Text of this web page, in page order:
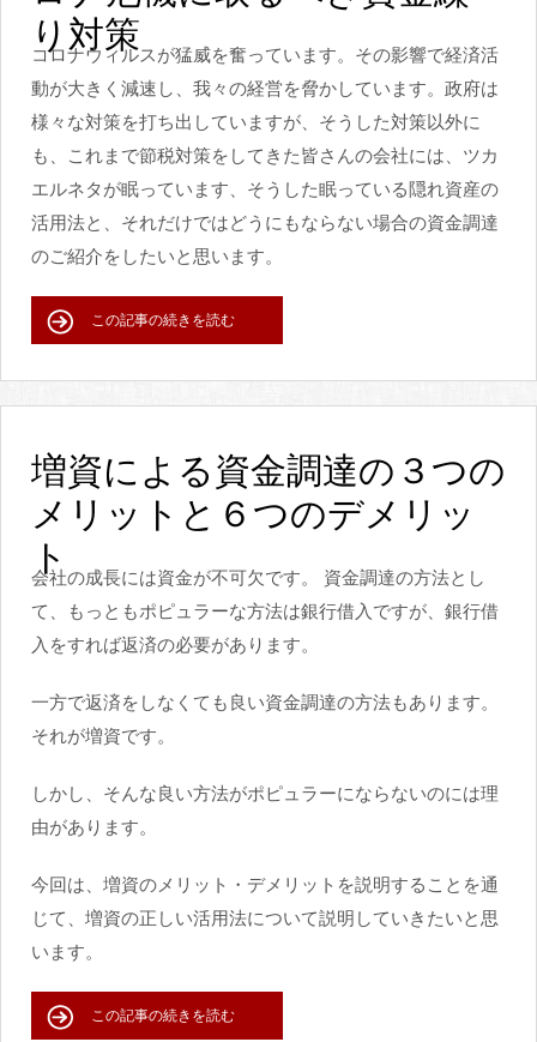
り対策
コロナウィルスが猛威を奮っています。その影響で経済活
動が大きく減速し、我々の経営を脅かしています。政府は
様々な対策を打ち出していますが、そうした対策以外に
も、これまで節税対策をしてきた皆さんの会社には、ツカ
エルネタが眠っています、そうした眠っている隠れ資産の
活用法と、それだけではどうにもならない場合の資金調達
のご紹介をしたいと思います。
この記事の続きを読む
増資による資金調達の３つの
メリットと６つのデメリッ
ト
会社の成長には資金が不可欠です。 資金調達の方法とし
て、もっともポピュラーな方法は銀行借入ですが、銀行借
入をすれば返済の必要があります。
一方で返済をしなくても良い資金調達の方法もあります。
それが増資です。
しかし、そんな良い方法がポピュラーにならないのには理
由があります。
今回は、増資のメリット・デメリットを説明することを通
じて、増資の正しい活用法について説明していきたいと思
います。
この記事の続きを読む